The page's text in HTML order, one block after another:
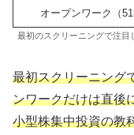
オープンワーク（
最初のスクリーニングで注目
最初スクリーニング
ンワークだけは直後
小型株集中投資の教